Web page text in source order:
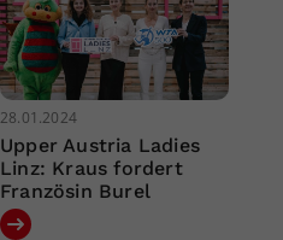
28.01.2024
Upper Austria Ladies
Linz: Kraus fordert
Französin Burel